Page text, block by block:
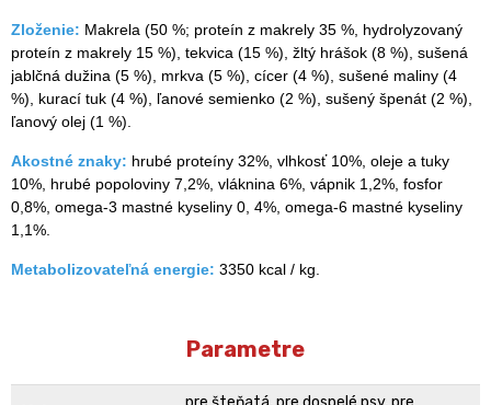
Zloženie: Makrela (50 %; proteín z makrely 35 %, hydrolyzovaný
proteín z makrely 15 %), tekvica (15 %), žltý hrášok (8 %), sušená
jablčná dužina (5 %), mrkva (5 %), cícer (4 %), sušené maliny (4
%), kurací tuk (4 %), ľanové semienko (2 %), sušený špenát (2 %),
ľanový olej (1 %).
Akostné znaky: hrubé proteíny 32%, vlhkosť 10%, oleje a tuky
10%, hrubé popoloviny 7,2%, vláknina 6%, vápnik 1,2%, fosfor
0,8%, omega-3 mastné kyseliny 0, 4%, omega-6 mastné kyseliny
1,1%.
Metabolizovateľná energie: 3350 kcal / kg.
Parametre